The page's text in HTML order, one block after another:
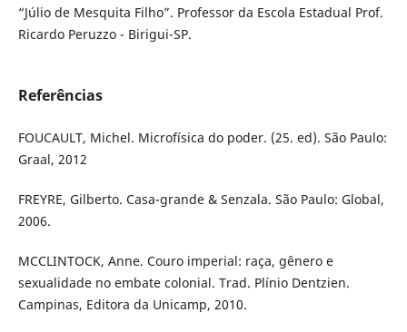
“Júlio de Mesquita Filho”. Professor da Escola Estadual Prof.
Ricardo Peruzzo - Birigui-SP.
Referências
FOUCAULT, Michel. Microfísica do poder. (25. ed). São Paulo:
Graal, 2012
FREYRE, Gilberto. Casa-grande & Senzala. São Paulo: Global,
2006.
MCCLINTOCK, Anne. Couro imperial: raça, gênero e
sexualidade no embate colonial. Trad. Plínio Dentzien.
Campinas, Editora da Unicamp, 2010.